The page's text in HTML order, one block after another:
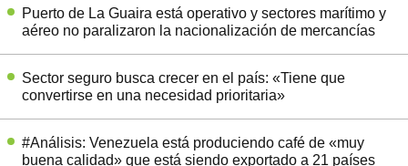
Puerto de La Guaira está operativo y sectores marítimo y
aéreo no paralizaron la nacionalización de mercancías
Sector seguro busca crecer en el país: «Tiene que
convertirse en una necesidad prioritaria»
#Análisis: Venezuela está produciendo café de «muy
buena calidad» que está siendo exportado a 21 países